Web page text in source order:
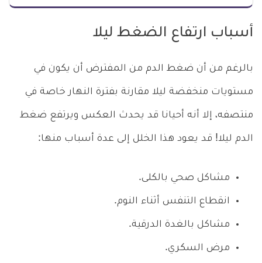
أسباب ارتفاع الضغط ليلا
بالرغم من أن ضغط الدم من المفترض أن يكون في
مستويات منخفضة ليلا مقارنة بفترة النهار خاصة في
منتصفه، إلا أنه أحيانا قد يحدث العكس ويرتفع ضغط
الدم ليلا! قد يعود هذا الخلل إلى عدة أسباب منها:
مشاكل صحي بالكلى.
انقطاع التنفس أثناء النوم.
مشاكل بالغدة الدرقية.
مرض السكري.